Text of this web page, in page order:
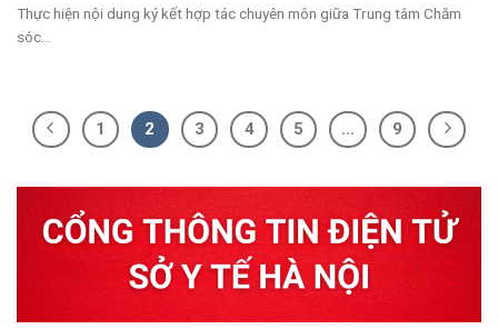
Thực hiện nội dung ký kết hợp tác chuyên môn giữa Trung tâm Chăm
sóc...
1 2 3 4 5 … 9